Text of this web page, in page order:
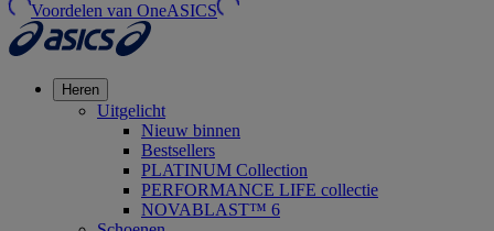
Voordelen van OneASICS
Heren
Uitgelicht
Nieuw binnen
Bestsellers
PLATINUM Collection
PERFORMANCE LIFE collectie
NOVABLAST™ 6